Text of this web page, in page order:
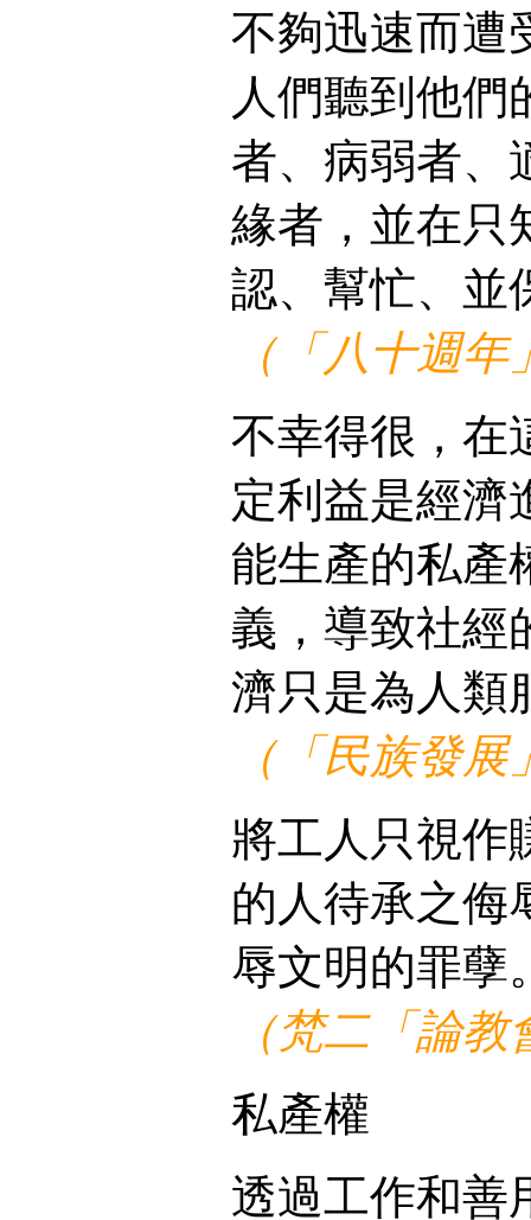
不夠迅速而遭
人們聽到他們
者、病弱者、
緣者，並在只
認、幫忙、並
（「八十週
不幸得很，在
定利益是經濟
能生產的私
義，導致社
濟只是為人類
（「民族發
將工人只視作
的人待承之侮
辱文明的罪孽
（梵二「論
私產權
透過工作和善